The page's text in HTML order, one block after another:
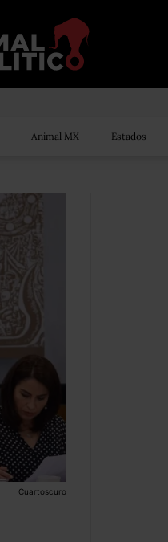
Animal MX Estados
Cuartoscuro